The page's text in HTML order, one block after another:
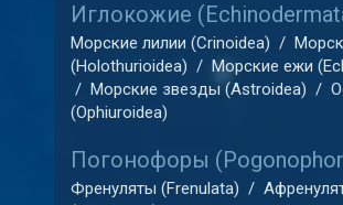
Иглокожие
Морские лилии (Crinoidea) /
(Holothurioidea) / Морские ежи
/ Морские звезды (Astroidea) /
(Ophiuroidea)
Погонофоры
Френуляты (Frenulata) /